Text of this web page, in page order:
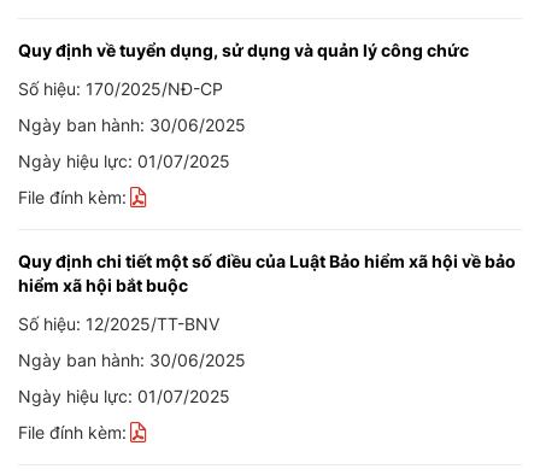
Quy định về tuyển dụng, sử dụng và quản lý công chức
Số hiệu: 170/2025/NĐ-CP
Ngày ban hành: 30/06/2025
Ngày hiệu lực: 01/07/2025
File đính kèm:
Quy định chi tiết một số điều của Luật Bảo hiểm xã hội về bảo
hiểm xã hội bắt buộc
Số hiệu: 12/2025/TT-BNV
Ngày ban hành: 30/06/2025
Ngày hiệu lực: 01/07/2025
File đính kèm: